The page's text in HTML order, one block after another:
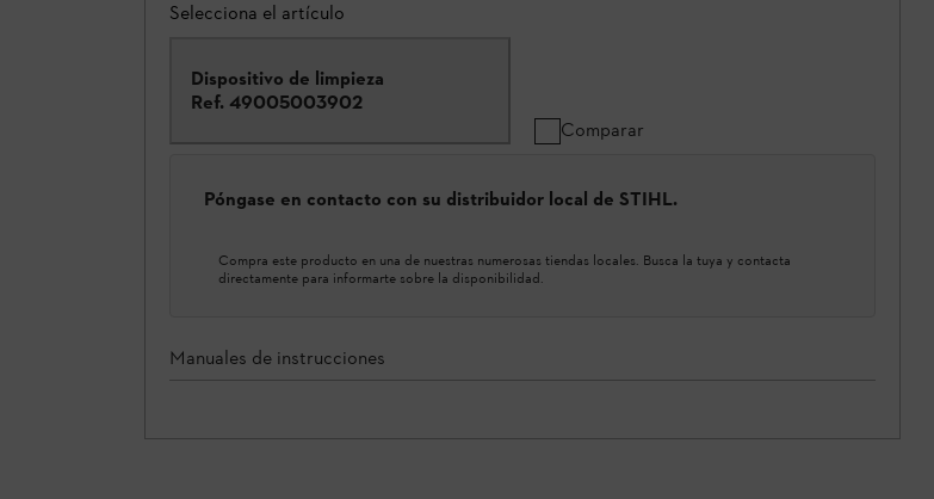
Selecciona el artículo
Dispositivo de limpieza
Ref. 49005003902
Comparar
Póngase en contacto con su distribuidor local de STIHL.
Compra este producto en una de nuestras numerosas tiendas locales. Busca la tuya y contacta
directamente para informarte sobre la disponibilidad.
Manuales de instrucciones